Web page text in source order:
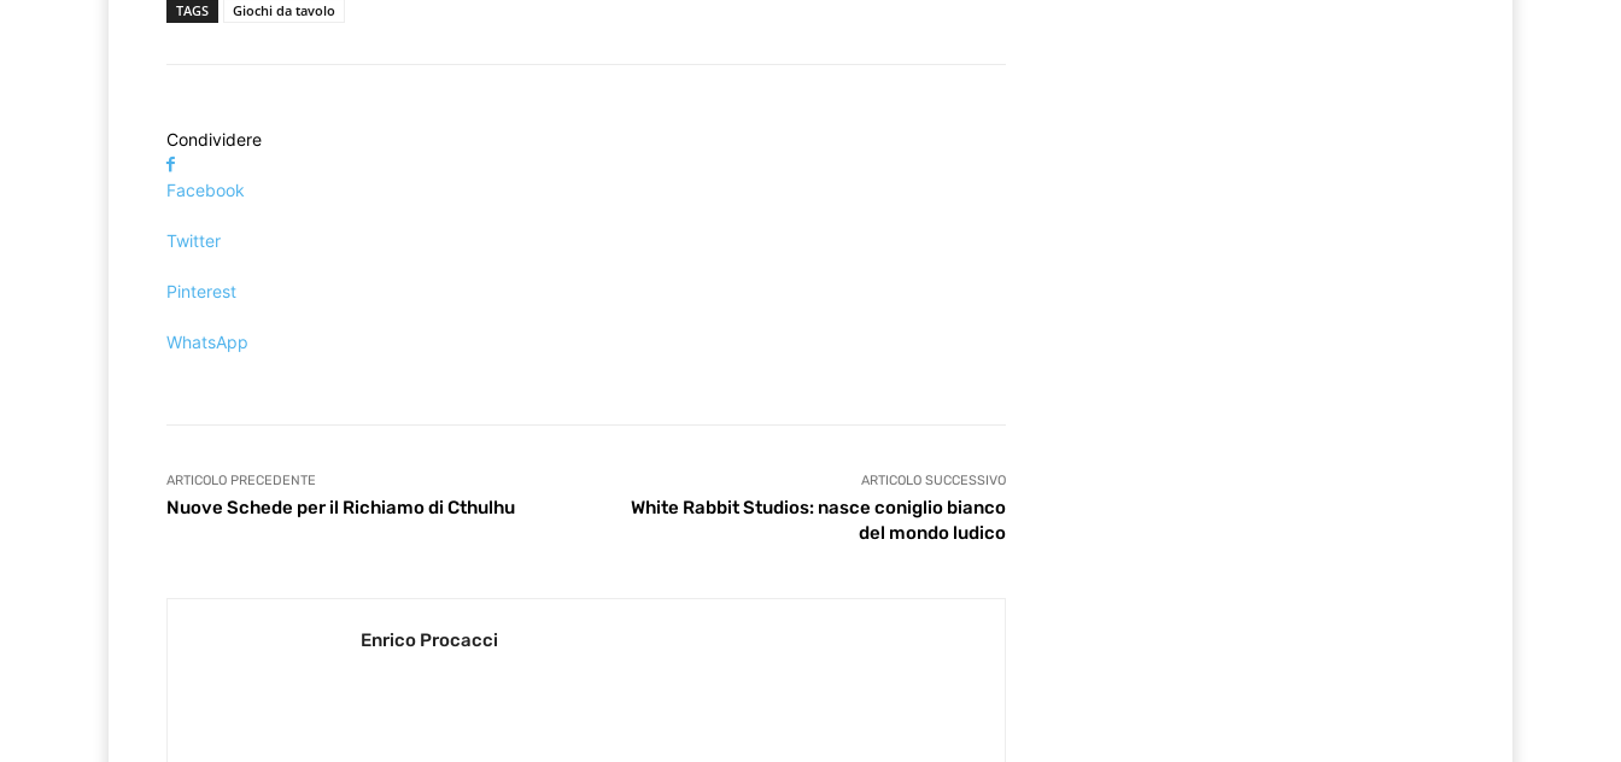
TAGS Giochi da tavolo
Condividere
Facebook
Twitter
Pinterest
WhatsApp
ARTICOLO PRECEDENTE
Nuove Schede per il Richiamo di Cthulhu
ARTICOLO SUCCESSIVO
White Rabbit Studios: nasce coniglio bianco
del mondo ludico
Enrico Procacci